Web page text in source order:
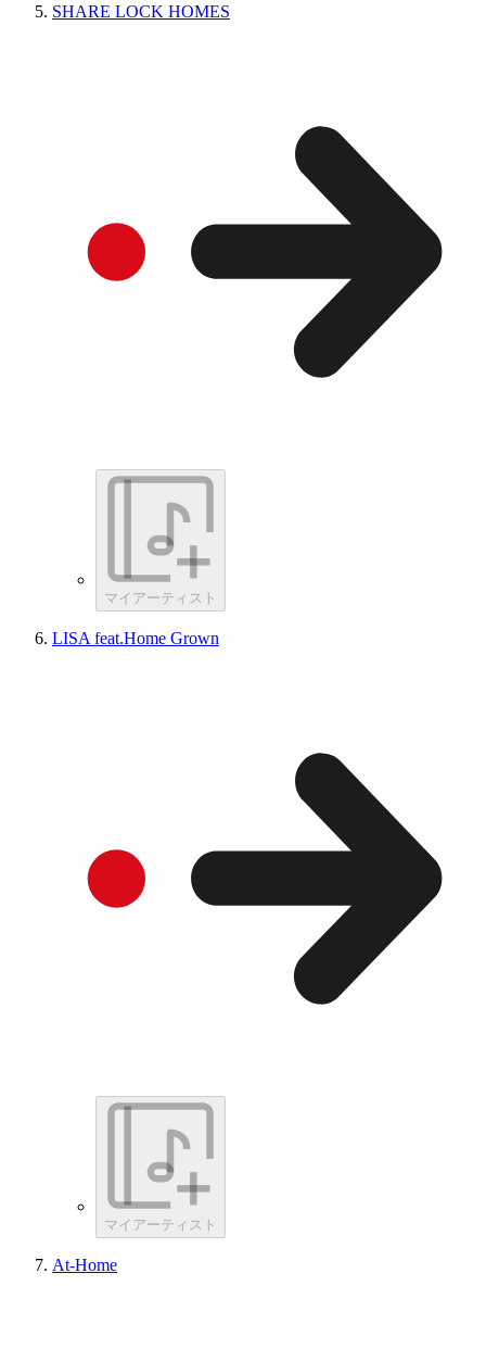
SHARE LOCK HOMES
マイアーティスト
LISA feat.Home Grown
マイアーティスト
At-Home